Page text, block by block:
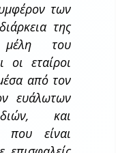
των
της
μέλη του
οι εταίροι
από τον
ευάλωτων
και
που είναι